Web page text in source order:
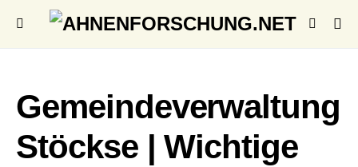
Gemeindeverwaltung
Stöckse | Wichtige